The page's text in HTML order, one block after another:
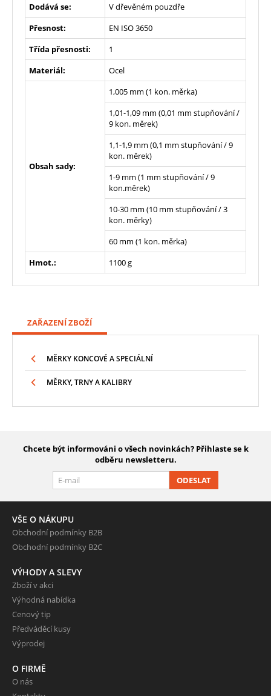
Dodává se:
V dřevěném pouzdře
Přesnost:
EN ISO 3650
Třída přesnosti:
1
Materiál:
Ocel
Obsah sady:
1,005 mm (1 kon. měrka)
1,01-1,09 mm (0,01 mm stupňování /
9 kon. měrek)
1,1-1,9 mm (0,1 mm stupňování / 9
kon. měrek)
1-9 mm (1 mm stupňování / 9
kon.měrek)
10-30 mm (10 mm stupňování / 3
kon. měrky)
60 mm (1 kon. měrka)
Hmot.:
1100 g
ZAŘAZENÍ ZBOŽÍ
MĚRKY KONCOVÉ A SPECIÁLNÍ
MĚRKY, TRNY A KALIBRY
Chcete být informováni o všech novinkách? Přihlaste se k
odběru newsletteru.
ODESLAT
VŠE O NÁKUPU
Obchodní podmínky B2B
Obchodní podmínky B2C
VÝHODY A SLEVY
Zboží v akci
Výhodná nabídka
Cenový tip
Předváděcí kusy
Výprodej
O FIRMĚ
O nás